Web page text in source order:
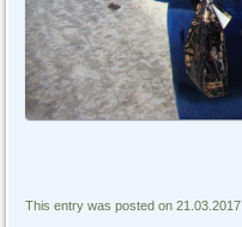
This entry was posted on